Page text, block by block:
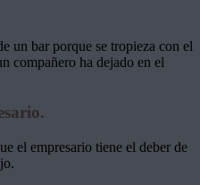
un bar porque se tropieza con el
compañero ha dejado en el
el empresario tiene el deber de